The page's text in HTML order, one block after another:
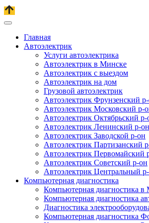
Главная
Автоэлектрик
Услуги автоэлектрика
Автоэлектрик в Минске
Автоэлектрик с выездом
Автоэлектрик на дом
Грузовой автоэлектрик
Автоэлектрик Фрунзенский
Автоэлектрик Московский р-
Автоэлектрик Октябрьский р-
Автоэлектрик Ленинский р-он
Автоэлектрик Заводской р-он
Автоэлектрик Партизанский
Автоэлектрик Первомайский
Автоэлектрик Советский р-он
Автоэлектрик Центральный
Компьютерная диагностика
Компьютерная диагностика в
Компьютерная диагностика
Диагностика
Компьютерная диагностика